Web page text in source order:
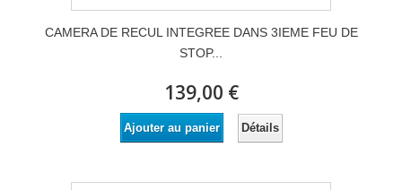
CAMERA DE RECUL INTEGREE DANS 3IEME FEU DE
STOP...
139,00 €
Ajouter au panier Détails